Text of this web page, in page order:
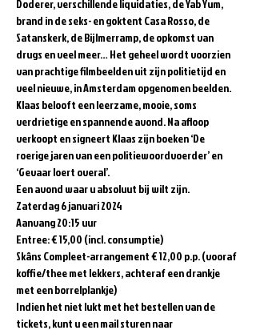
Doderer, verschillende liquidaties, de Yab Yum,
brand in de seks- en goktent Casa Rosso, de
Satanskerk, de Bijlmerramp, de opkomst van
drugs en veel meer… Het geheel wordt voorzien
van prachtige filmbeelden uit zijn politietijd en
veel nieuwe, in Amsterdam opgenomen beelden.
Klaas belooft een leerzame, mooie, soms
verdrietige en spannende avond. Na afloop
verkoopt en signeert Klaas zijn boeken ‘De
roerige jaren van een politiewoordvoerder’ en
‘Gevaar loert overal’.
Een avond waar u absoluut bij wilt zijn.
Zaterdag 6 januari 2024
Aanvang 20:15 uur
Entree: € 15,00 (incl. consumptie)
Skâns Compleet-arrangement € 12,00 p.p. (vooraf
koffie/thee met lekkers, achteraf een drankje
met een borrelplankje)
Indien het niet lukt met het bestellen van de
tickets, kunt u een mail sturen naar